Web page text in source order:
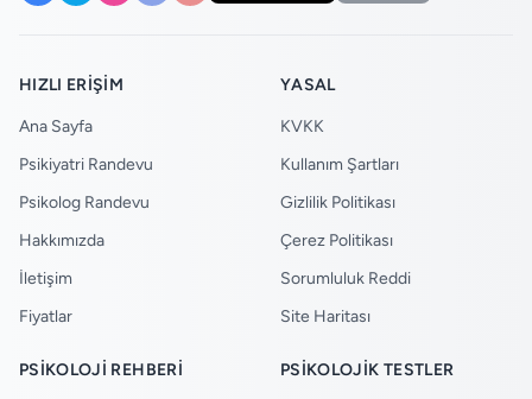
HIZLI ERIŞIM
Ana Sayfa
Psikiyatri Randevu
Psikolog Randevu
Hakkımızda
İletişim
Fiyatlar
YASAL
KVKK
Kullanım Şartları
Gizlilik Politikası
Çerez Politikası
Sorumluluk Reddi
Site Haritası
PSIKOLOJI REHBERI PSIKOLOJIK TESTLER